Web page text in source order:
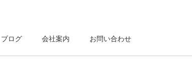
ブログ 会社案内 お問い合わせ